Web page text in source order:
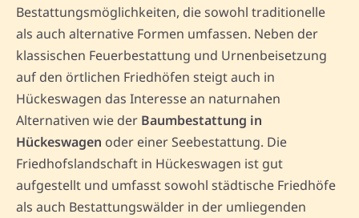
Bestattungsmöglichkeiten, die sowohl traditionelle
als auch alternative Formen umfassen. Neben der
klassischen Feuerbestattung und Urnenbeisetzung
auf den örtlichen Friedhöfen steigt auch in
Hückeswagen das Interesse an naturnahen
Alternativen wie der Baumbestattung in
Hückeswagen oder einer Seebestattung. Die
Friedhofslandschaft in Hückeswagen ist gut
aufgestellt und umfasst sowohl städtische Friedhöfe
als auch Bestattungswälder in der umliegenden